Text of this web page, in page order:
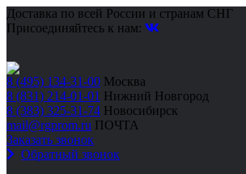
Доставка по всей России и странам СНГ
Присоединяйтесь к нам:
8 (495) 134-31-00 Москва
8 (831) 214-01-01 Нижний Новгород
8 (383) 325-31-74 Новосибирск
mail@rgprom.ru ПОЧТА
Заказать звонок
Обратный звонок